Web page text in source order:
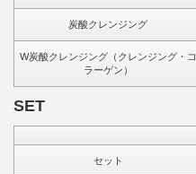
炭酸クレンジング
W炭酸クレンジング（クレンジング・コ
ラーゲン）
SET
セット